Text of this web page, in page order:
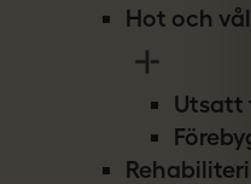
Hot och
Utsatt